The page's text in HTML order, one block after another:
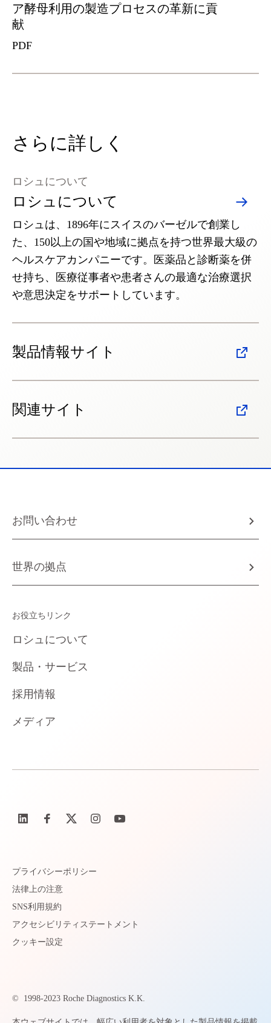
ア酵母利用の製造プロセスの革新に貢
献
PDF
さらに詳しく
ロシュについて
ロシュについて
ロシュは、1896年にスイスのバーゼルで創業し
た、150以上の国や地域に拠点を持つ世界最大級の
ヘルスケアカンパニーです。医薬品と診断薬を併
せ持ち、医療従事者や患者さんの最適な治療選択
や意思決定をサポートしています。
製品情報サイト
関連サイト
お問い合わせ
世界の拠点
お役立ちリンク
ロシュについて
製品・サービス
採用情報
メディア
プライバシーポリシー
法律上の注意
SNS利用規約
アクセシビリティステートメント
クッキー設定
© 1998-2023 Roche Diagnostics K.K.